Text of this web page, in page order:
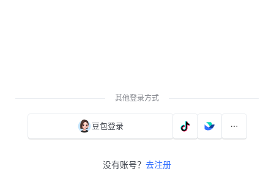
其他登录方式
豆包登录
没有账号？ 去注册